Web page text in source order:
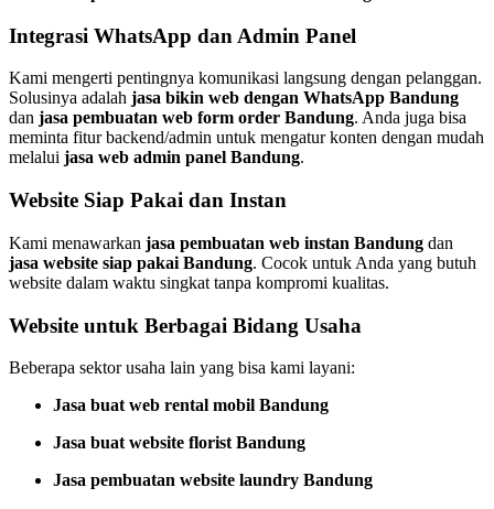
Integrasi WhatsApp dan Admin Panel
Kami mengerti pentingnya komunikasi langsung dengan pelanggan.
Solusinya adalah jasa bikin web dengan WhatsApp Bandung
dan jasa pembuatan web form order Bandung. Anda juga bisa
meminta fitur backend/admin untuk mengatur konten dengan mudah
melalui jasa web admin panel Bandung.
Website Siap Pakai dan Instan
Kami menawarkan jasa pembuatan web instan Bandung dan
jasa website siap pakai Bandung. Cocok untuk Anda yang butuh
website dalam waktu singkat tanpa kompromi kualitas.
Website untuk Berbagai Bidang Usaha
Beberapa sektor usaha lain yang bisa kami layani:
Jasa buat web rental mobil Bandung
Jasa buat website florist Bandung
Jasa pembuatan website laundry Bandung